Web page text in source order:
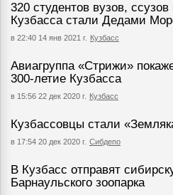
320 студентов вузов,
Кузбасса стали Дедами
в 22:40 14 янв 2021 г. Кузбасс
Авиагруппа «Стрижи»
300-летие Кузбасса
в 15:56 22 дек 2020 г. Кузбасс
Кузбассовцы стали
в 17:54 20 дек 2020 г. Сибдепо
В Кузбасс отправят
Барнаульского зоопарка